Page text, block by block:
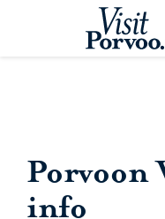
Porvoon
info